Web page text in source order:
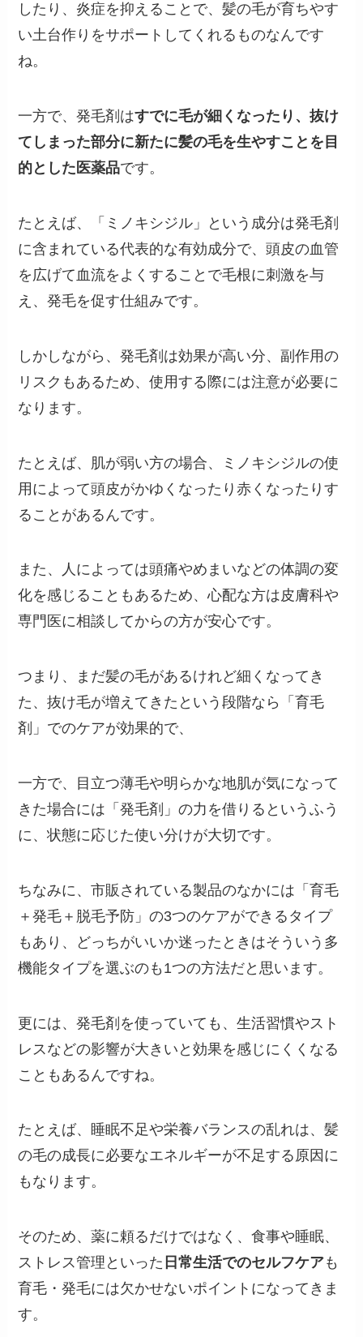
したり、炎症を抑えることで、髪の毛が育ちやす
い土台作りをサポートしてくれるものなんです
ね。
一方で、発毛剤はすでに毛が細くなったり、抜け
てしまった部分に新たに髪の毛を生やすことを目
的とした医薬品です。
たとえば、「ミノキシジル」という成分は発毛剤
に含まれている代表的な有効成分で、頭皮の血管
を広げて血流をよくすることで毛根に刺激を与
え、発毛を促す仕組みです。
しかしながら、発毛剤は効果が高い分、副作用の
リスクもあるため、使用する際には注意が必要に
なります。
たとえば、肌が弱い方の場合、ミノキシジルの使
用によって頭皮がかゆくなったり赤くなったりす
ることがあるんです。
また、人によっては頭痛やめまいなどの体調の変
化を感じることもあるため、心配な方は皮膚科や
専門医に相談してからの方が安心です。
つまり、まだ髪の毛があるけれど細くなってき
た、抜け毛が増えてきたという段階なら「育毛
剤」でのケアが効果的で、
一方で、目立つ薄毛や明らかな地肌が気になって
きた場合には「発毛剤」の力を借りるというふう
に、状態に応じた使い分けが大切です。
ちなみに、市販されている製品のなかには「育毛
＋発毛＋脱毛予防」の3つのケアができるタイプ
もあり、どっちがいいか迷ったときはそういう多
機能タイプを選ぶのも1つの方法だと思います。
更には、発毛剤を使っていても、生活習慣やスト
レスなどの影響が大きいと効果を感じにくくなる
こともあるんですね。
たとえば、睡眠不足や栄養バランスの乱れは、髪
の毛の成長に必要なエネルギーが不足する原因に
もなります。
そのため、薬に頼るだけではなく、食事や睡眠、
ストレス管理といった 日常生活でのセルフケアも
育毛・発毛には欠かせないポイントになってきま
す。